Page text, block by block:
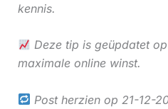
kennis.
Deze tip is geüpdatet
maximale online winst.
Post herzien op 21-12-